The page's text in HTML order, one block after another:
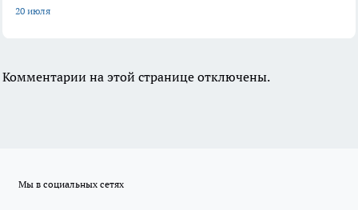
20 июля
Комментарии на этой странице отключены.
Мы в социальных сетях